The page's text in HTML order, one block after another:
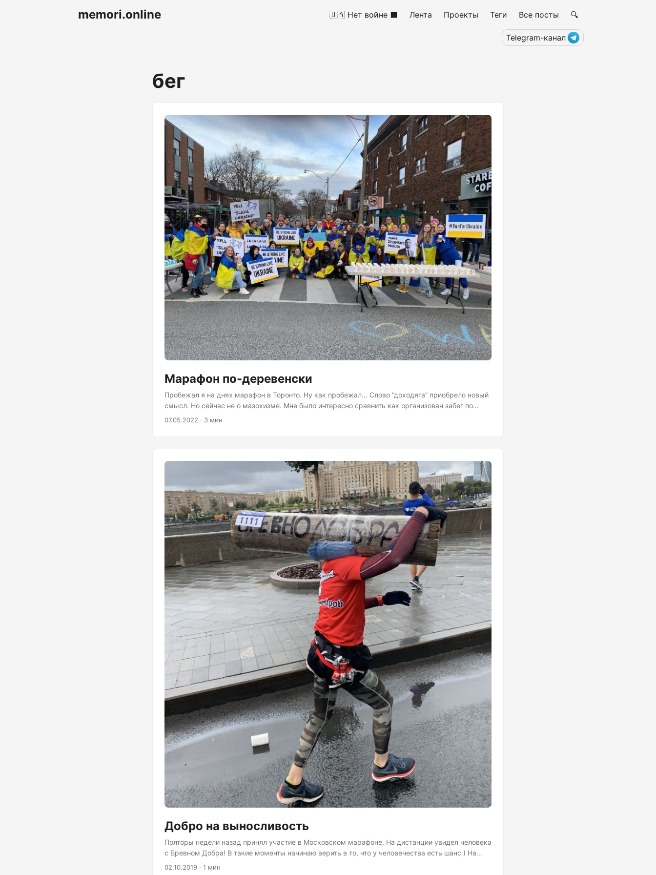
memori.online 🇺🇦 Нет войне ⬛ Лента Проекты Теги Все посты 🔍
Telegram-канал
бег
Марафон по-деревенски
Пробежал я на днях марафон в Торонто. Ну как пробежал… Слово “доходяга” приобрело новый
смысл. Но сейчас не о мазохизме. Мне было интересно сравнить как организован забег по
сравнению с Москвой, где много раз участвовал. Самое главное: никаких бревен добра,
07.05.2022 · 3 мин
Добро на выносливость
Полторы недели назад принял участие в Московском марафоне. На дистанции увидел человека
с Бревном Добра! В такие моменты начинаю верить в то, что у человечества есть шанс ) На
каждом забеге есть много людей, которые придают веру в себя (даже не могу представить,
02.10.2019 · 1 мин